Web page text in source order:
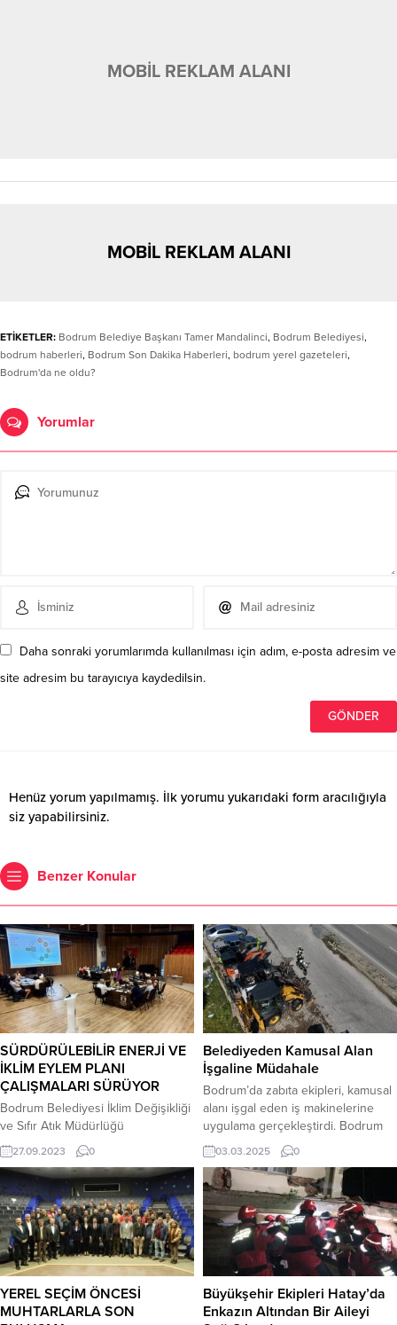
MOBİL REKLAM ALANI
MOBİL REKLAM ALANI
ETİKETLER: Bodrum Belediye Başkanı Tamer Mandalinci, Bodrum Belediyesi,
bodrum haberleri, Bodrum Son Dakika Haberleri, bodrum yerel gazeteleri,
Bodrum'da ne oldu?
Yorumlar
Daha sonraki yorumlarımda kullanılması için adım, e-posta adresim ve
site adresim bu tarayıcıya kaydedilsin.
Henüz yorum yapılmamış. İlk yorumu yukarıdaki form aracılığıyla
siz yapabilirsiniz.
Benzer Konular
SÜRDÜRÜLEBİLİR ENERJİ VE
İKLİM EYLEM PLANI
ÇALIŞMALARI SÜRÜYOR
Bodrum Belediyesi İklim Değişikliği
ve Sıfır Atık Müdürlüğü
koordinasyonunda 25-26 Eylül’de
atölye çalışmaları gerçekleştirildi.
Herodot Kültür Merkezinde
gerçekleşen atölye çalışmalarına
Bodrum Belediye Başkan
Yardımcısı Yaşar Çelikkan, Bodrum
Belediyesi İklim Değişikliği ve Sıfır
Atık Müdürlüğü personeli, ilgili STK
ve meslek odaları katıldı. İki gün
boyunca, yaklaşık 4’er saat süren
çalışmalar sonucu,...
27.09.2023 0
Belediyeden Kamusal Alan
İşgaline Müdahale
Bodrum’da zabıta ekipleri, kamusal
alanı işgal eden iş makinelerine
uygulama gerçekleştirdi. Bodrum
Belediyesi Zabıta Müdürlüğü Trafik
Zabıta Amirliği ekipleri, ilçe
genelinde kamusal alanları işgal
eden iş makinelerine uygulama
yaparken araç sahiplerine ulaşarak
uyarılarda bulundu. İş makinelerinin
kaldırılması sağlanırken sahiplerine
ulaşılamayan araçlara Zabıta
Uygulama Yönetmeliğinin 10.
Maddesi 1. ve 7. Fıkrasından...
03.03.2025 0
YEREL SEÇİM ÖNCESİ
MUHTARLARLA SON
Büyükşehir Ekipleri Hatay’da
Enkazın Altından Bir Aileyi